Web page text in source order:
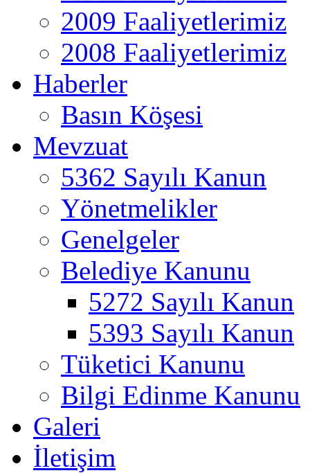
2009 Faaliyetlerimiz
2008 Faaliyetlerimiz
Haberler
Basın Köşesi
Mevzuat
5362 Sayılı Kanun
Yönetmelikler
Genelgeler
Belediye Kanunu
5272 Sayılı Kanun
5393 Sayılı Kanun
Tüketici Kanunu
Bilgi Edinme Kanunu
Galeri
İletişim